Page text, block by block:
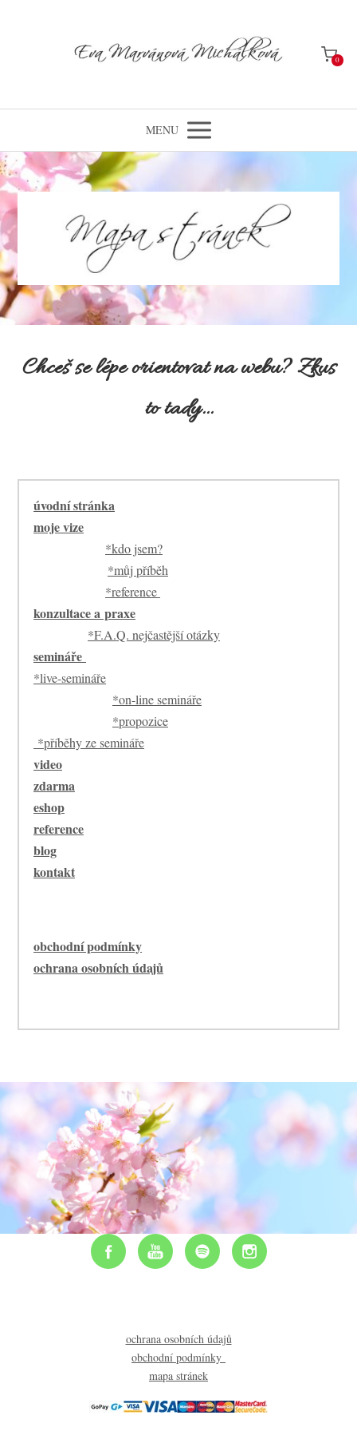
0
MENU
Chceš se lépe orientovat na webu? Zkus
to tady...
úvodní stránka
moje vize
*kdo jsem?
*můj příběh
*reference
konzultace a praxe
*F.A.Q. nejčastější otázky
semináře
*live-semináře
*on-line semináře
*propozice
*příběhy ze semináře
video
zdarma
eshop
reference
blog
kontakt
obchodní podmínky
ochrana osobních údajů
ochrana osobních údajů
obchodní podmínky
mapa stránek